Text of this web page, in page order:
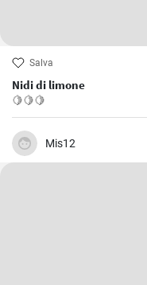
Salva
Nidi di limone
🍋🍋🍋
Mis12